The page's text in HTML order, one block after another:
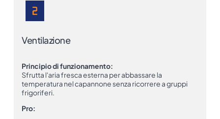
Ventilazione
Principio di funzionamento:
Sfrutta l'aria fresca esterna per abbassare la
temperatura nel capannone senza ricorrere a gruppi
frigoriferi.
Pro: